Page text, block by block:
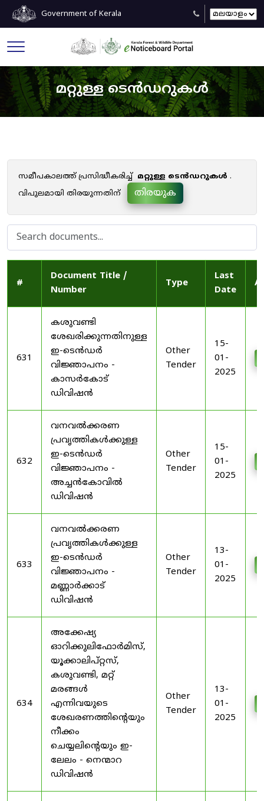
Government of Kerala
മറ്റുള്ള ടെൻഡറുകൾ
സമീപകാലത്ത് പ്രസിദ്ധീകരിച്ച് മറ്റുള്ള ടെൻഡറുകൾ .
വിപുലമായി തിരയുന്നതിന്
തിരയുക
#
Document Title /
Number
Type
Last
Date
631
കശുവണ്ടി
ശേഖരിക്കുന്നതിനുള്ള
ഇ-ടെൻഡർ
വിജ്ഞാപനം -
കാസർകോട്
ഡിവിഷൻ
Other
Tender
15-
01-
2025
632
വനവൽക്കരണ
പ്രവൃത്തികൾക്കുള്ള
ഇ-ടെൻഡർ
വിജ്ഞാപനം -
അച്ചൻകോവിൽ
ഡിവിഷൻ
Other
Tender
15-
01-
2025
633
വനവൽക്കരണ
പ്രവൃത്തികൾക്കുള്ള
ഇ-ടെൻഡർ
വിജ്ഞാപനം -
മണ്ണാർക്കാട്
ഡിവിഷൻ
Other
Tender
13-
01-
2025
634
അക്കേഷ്യ
ഓറിക്കുലിഫോർമിസ്,
യൂക്കാലിപ്റ്റസ്,
കശുവണ്ടി, മറ്റ്
മരങ്ങൾ
എന്നിവയുടെ
ശേഖരണത്തിൻ്റെയും
നീക്കം
ചെയ്യലിൻ്റെയും ഇ-
ലേലം - നെന്മാറ
ഡിവിഷൻ
Other
Tender
13-
01-
2025